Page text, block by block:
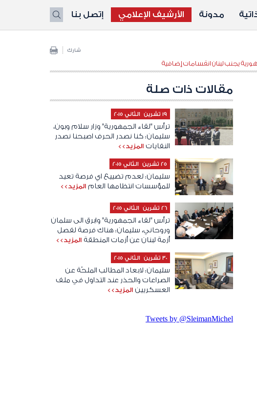
مدونة الأرشيف الإعلامي إتصل بنا X
شارك
يجنب لبنان انقسامات إضافية
مقالات ذات صلة
19 تشرين الثاني 2015
ترأس "لقاء الجمهورية" وزار سلام وبون،
سليمان: كنا نصدر الحرف اصبحنا نصدر
النفايات المزيد>>
25 تشرين الثاني 2015
سليمان: لعدم تضييع اي فرصة تعيد
للمؤسسات انتظامها العام المزيد>>
26 تشرين الثاني 2015
ترأس "لقاء الجمهورية" وابرق الى سلمان
وروحاني، سليمان: هناك فرصة لفصل
أزمة لبنان عن أزمات المنطقة المزيد>>
30 تشرين الثاني 2015
سليمان: لابعاد المطالب الملحّة عن
الصراعات والحذر عند التداول في ملف
العسكريين‏ المزيد>>
Tweets by @SleimanMichel